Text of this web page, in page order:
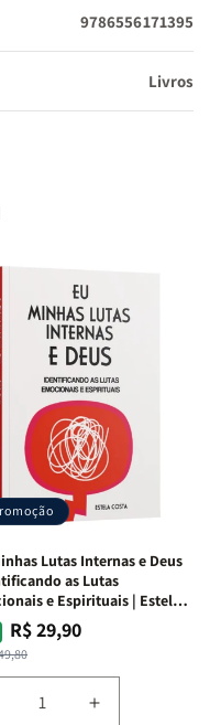
9786556171395
Livros
Lutas Internas e Deus
as Lutas
e Espirituais | Estela
R$ 29,90
Diminuir
Aumentar